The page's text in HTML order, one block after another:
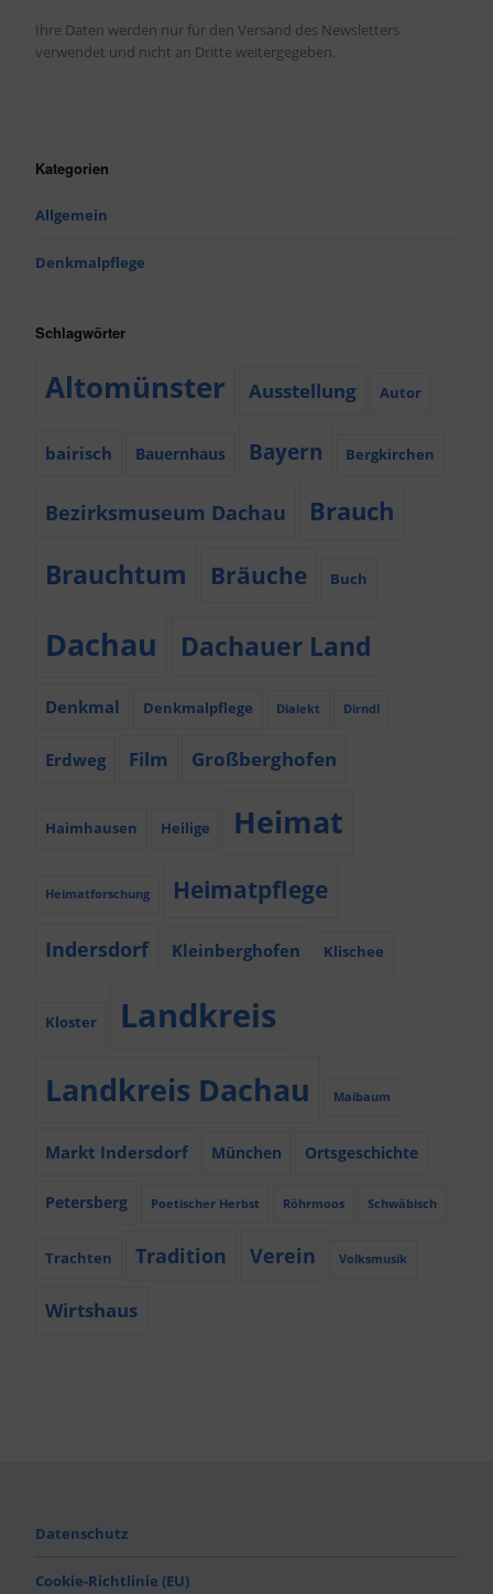
Ihre Daten werden nur für den Versand des Newsletters
verwendet und nicht an Dritte weitergegeben.
Kategorien
Allgemein
Denkmalpflege
Schlagwörter
Altomünster Ausstellung Autor
bairisch Bauernhaus Bayern Bergkirchen
Bezirksmuseum Dachau Brauch
Brauchtum Bräuche Buch
Dachau Dachauer Land
Denkmal Denkmalpflege Dialekt Dirndl
Erdweg Film Großberghofen
Haimhausen Heilige Heimat
Heimatforschung Heimatpflege
Indersdorf Kleinberghofen Klischee
Kloster Landkreis
Landkreis Dachau Maibaum
Markt Indersdorf München Ortsgeschichte
Petersberg Poetischer Herbst Röhrmoos Schwäbisch
Trachten Tradition Verein Volksmusik
Wirtshaus
Datenschutz
Cookie-Richtlinie (EU)